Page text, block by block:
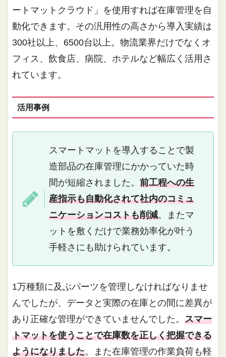
ートマットクラウド」を使用すれば在庫管理を自
動化できます。その汎用性の高さから導入実績は
300社以上、6500台以上。物流業界だけでなくオ
フィス、飲食店、病院、ホテルなど幅広く活用さ
れています。
活用事例
スマートマットを導入することで製
造部品の在庫管理にかかっていた時
間が短縮されました。前工程への生
産指示も自動化されて社内のコミュ
ニケーションコストも削減。またマ
ットを敷くだけで業務効率化が叶う
手軽さにも助けられています。
1万種類に及ぶパーツを管理しなければなりませ
んでしたが、データと実際の在庫との間に差異が
あり正確な管理ができていませんでした。スマー
トマットを使うことで在庫数を正しく把握できる
ようになりました。また在庫管理の作業負荷も軽